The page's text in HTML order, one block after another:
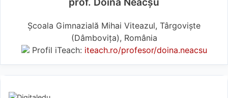
Școala Gimnazială Mihai Viteazul, Târgoviște
(Dâmboviţa), România
Profil iTeach: iteach.ro/profesor/doina.neacsu